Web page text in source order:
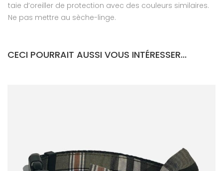
taie d’oreiller de protection avec des couleurs similaires.
Ne pas mettre au sèche-linge.
CECI POURRAIT AUSSI VOUS INTÉRESSER...